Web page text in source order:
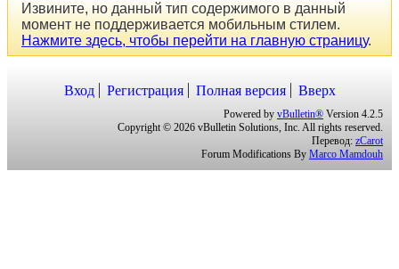
Извините, но данный тип содержимого в данный
момент не поддерживается мобильным стилем.
Нажмите здесь, чтобы перейти на главную страницу.
Вход Регистрация Полная версия Вверх
Powered by vBulletin® Version 4.2.5
Copyright © 2026 vBulletin Solutions, Inc. All rights reserved.
Перевод: zCarot
Forum Modifications By Marco Mamdouh